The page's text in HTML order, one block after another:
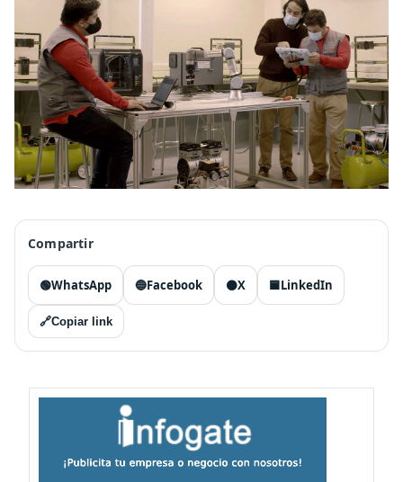
Compartir
🟢WhatsApp 🔵Facebook ⚫X 🟦LinkedIn
🔗Copiar link